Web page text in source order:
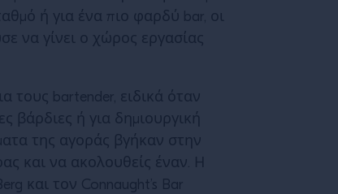
ή για ένα πιο φαρδύ bar, οι
να γίνει ο χώρος εργασίας
τους bartender, ειδικά όταν
βάρδιες ή για δημιουργική
της αγοράς βγήκαν στην
και να ακολουθείς έναν. Η
και τον Connaught’s Bar